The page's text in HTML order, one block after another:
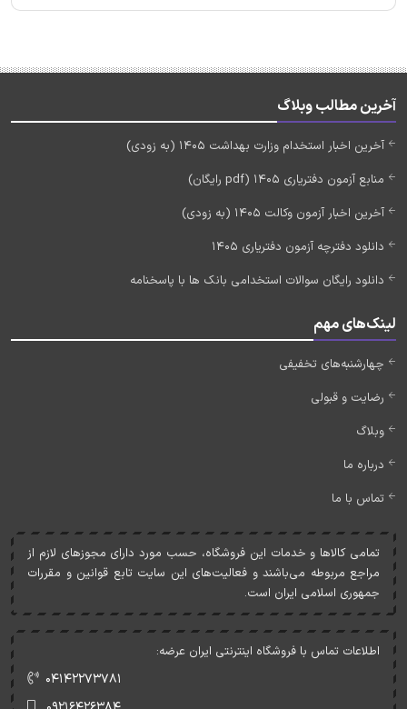
آخرین مطالب وبلاگ
آخرین اخبار استخدام وزارت بهداشت 1405 (به زودی)
منابع آزمون دفتریاری 1405 (pdf رایگان)
آخرین اخبار آزمون وکالت 1405 (به زودی)
دانلود دفترچه آزمون دفتریاری 1405
دانلود رایگان سوالات استخدامی بانک ها با پاسخنامه
لینک‌های مهم
چهارشنبه‌های تخفیفی
رضایت و قبولی
وبلاگ
درباره ما
تماس با ما
تمامی کالاها و خدمات اين فروشگاه، حسب مورد دارای مجوزهای لازم از
مراجع مربوطه می‌باشند و فعاليت‌های اين سايت تابع قوانين و مقررات
جمهوری اسلامی ايران است.
اطلاعات تماس با فروشگاه اینترنتی ایران عرضه:
۰۴۱۴۲۲۷۳۷۸۱